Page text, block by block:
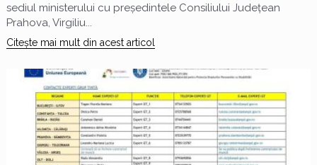
sediul ministerului cu președintele Consiliului Județean
Prahova, Virgiliu...
Citește mai mult din acest articol